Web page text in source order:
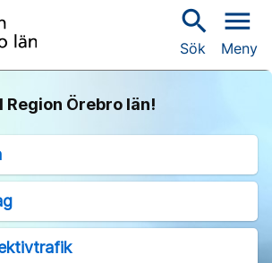
search
Sök
menu
Meny
Örebro län!